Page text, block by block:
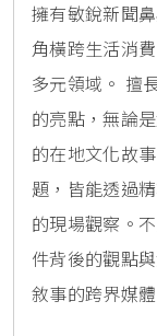
擁有敏銳新聞
角橫跨生活消
多元領域。 擅
的亮點，無論
的在地文化故
題，皆能透過
的現場觀察。
件背後的觀點
敘事的跨界媒體